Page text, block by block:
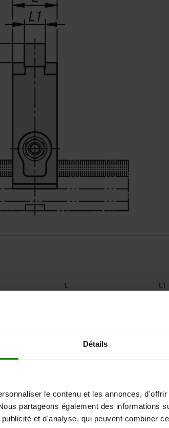
Détails
le contenu et les annonces,
partageons également des informations
et d'analyse, qui peuvent combiner
AGRANDIR LE TABLEAU
H1 L